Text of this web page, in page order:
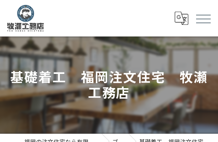
基礎着工 福岡注文住宅 牧瀬
工務店